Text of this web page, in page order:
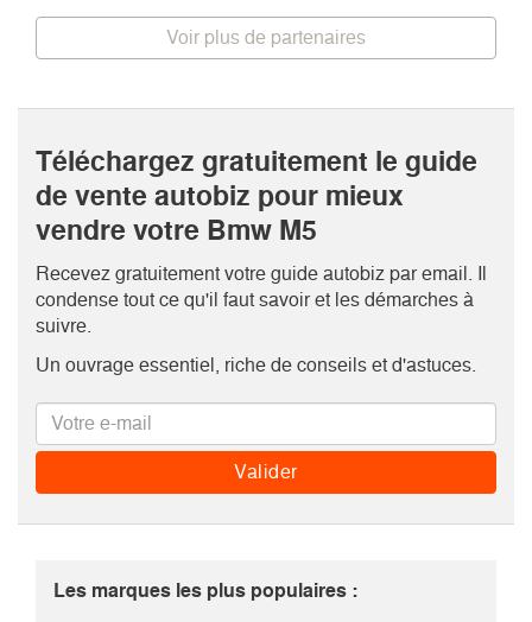
Voir plus de partenaires
Téléchargez gratuitement le guide
de vente autobiz pour mieux
vendre votre Bmw M5
Recevez gratuitement votre guide autobiz par email. Il
condense tout ce qu'il faut savoir et les démarches à
suivre.
Un ouvrage essentiel, riche de conseils et d'astuces.
Les marques les plus populaires :